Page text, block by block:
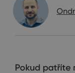
Pokud patříte